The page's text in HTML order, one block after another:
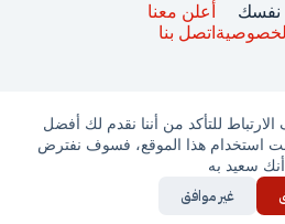
للتأكد من أننا نقدم لك أفضل
استخدام هذا الموقع، فسوف نفترض
أنك سعيد به
غير موافق
© ثقف نفسك 2025
نفسك
أعلن معنا
اتصل بنا